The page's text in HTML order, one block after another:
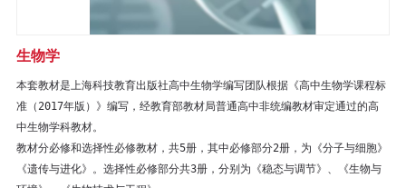
专
区
生物学
本套教材是上海科技教育出版社高中生物学编写团队根据《高中生物学课程标
准（2017年版）》编写，经教育部教材局普通高中非统编教材审定通过的高
中生物学科教材。
教材分必修和选择性必修教材，共5册，其中必修部分2册，为《分子与细胞》
《遗传与进化》。选择性必修部分共3册，分别为《稳态与调节》、《生物与